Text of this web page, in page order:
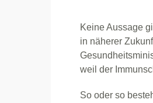
Keine Aussage
in näherer
weil der
So oder so